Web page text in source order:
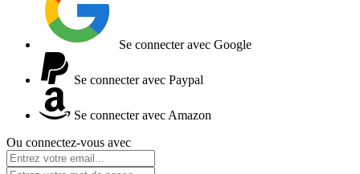
Se connecter avec Google
Se connecter avec Paypal
Se connecter avec Amazon
Ou connectez-vous avec